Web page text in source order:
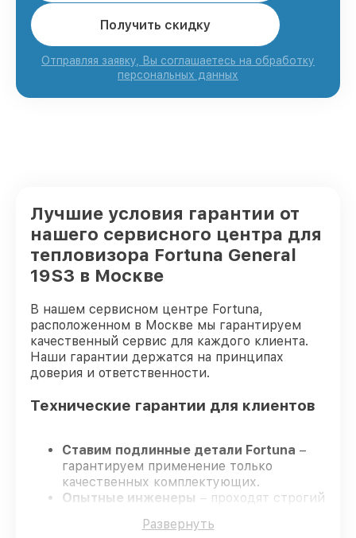
Получить скидку
Отправляя заявку, Вы соглашаетесь на обработку
персональных данных
Лучшие условия гарантии от
нашего сервисного центра для
тепловизора Fortuna General
19S3 в Москве
В нашем сервисном центре Fortuna,
расположенном в Москве мы гарантируем
качественный сервис для каждого клиента.
Наши гарантии держатся на принципах
доверия и ответственности.
Технические гарантии для клиентов
Ставим подлинные детали Fortuna –
гарантируем применение только
качественных комплектующих.
Опытные инженеры – проходят строгий
выполняемых работ.
Развернуть